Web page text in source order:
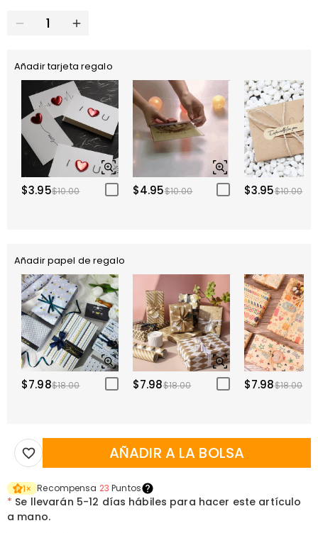
Añadir tarjeta regalo
$3.95$10.00 $4.95$10.00 $3.95$10.00
Añadir papel de regalo
$7.98$18.00 $7.98$18.00 $7.98$18.00
AÑADIR A LA BOLSA
1× Recompensa 23 Puntos
* Se llevarán 5-12 días hábiles para hacer este artículo
a mano.